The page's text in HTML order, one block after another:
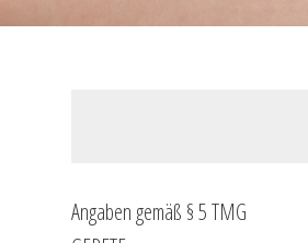
Angaben gemäß § 5 TMG